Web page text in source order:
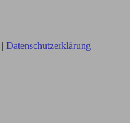
| Datenschutzerklärung |